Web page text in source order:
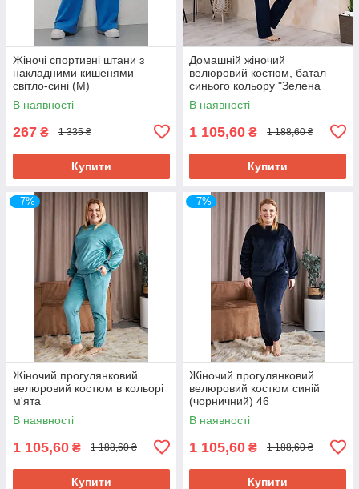
Жіночі спортивні штани з
накладними кишенями
світло-сині (M)
В наявності
267 ₴ 1 335 ₴
Купити
Домашній жіночий
велюровий костюм, батал
синього кольору "Зелена
пава"
В наявності
1 105,60 ₴ 1 188,60 ₴
Купити
–7%
Жіночий прогулянковий
велюровий костюм в кольорі
м'ята
В наявності
1 105,60 ₴ 1 188,60 ₴
Купити
–7%
Жіночий прогулянковий
велюровий костюм синій
(чорничний) 46
В наявності
1 105,60 ₴ 1 188,60 ₴
Купити